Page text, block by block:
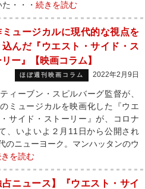
・・・ 続きを読む
ミュージカルに現代的な視点を
込んだ『ウエスト・サイド・ス
リー』【映画コラム】
ほぼ週刊映画コラム 2022年2月9日
ィーブン・スピルバーグ監督が、
ミュージカルを映画化した『ウエ
サイド・ストーリー』が、コロナ
、いよいよ２月11日から公開され
ニューヨーク。マンハッタンのウ
を読む
占ニュース】『ウエスト・サイ